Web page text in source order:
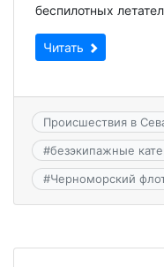
беспилотных
Читать
Происшествия в
#безэкипажные
#Черноморский